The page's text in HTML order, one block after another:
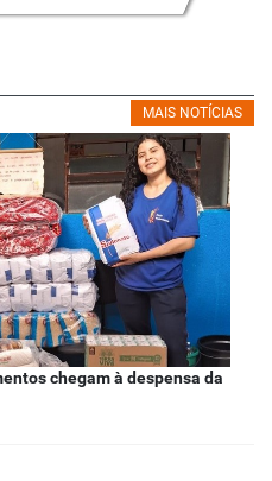
MAIS NOTÍCIAS
chegam à despensa da